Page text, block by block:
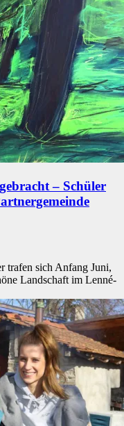
– Schüler
trafen sich Anfang Juni,
Landschaft im Lenné-